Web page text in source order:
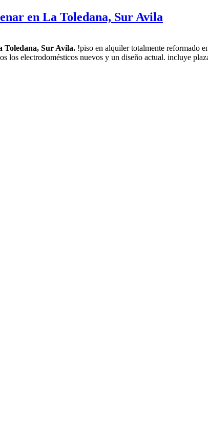
en La Toledana, Sur Avila
Toledana, Sur Avila. !piso en alquiler totalmente reformado
los electrodomésticos nuevos y un diseño actual. incluye